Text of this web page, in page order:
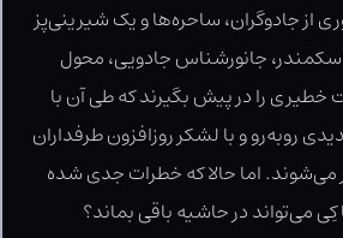
از جادوگران، ساحره‌ها و یک شیرینی‌پز
جانورشناس جادویی، محول
خطیری را در پیش بگیرند که طی آن با
روبه‌رو و با لشکر روزافزون طرفداران
می‌شوند. اما حالا که خطرات جدی شده
کِی می‌تواند در حاشیه باقی بماند؟